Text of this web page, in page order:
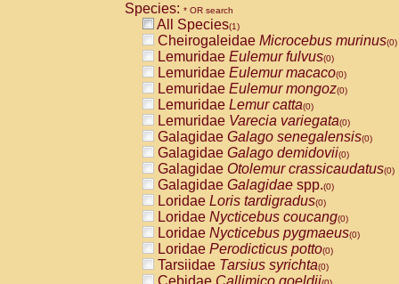
Species: * OR search
All Species(1)
Cheirogaleidae Microcebus murinus(0)
Lemuridae Eulemur fulvus(0)
Lemuridae Eulemur macaco(0)
Lemuridae Eulemur mongoz(0)
Lemuridae Lemur catta(0)
Lemuridae Varecia variegata(0)
Galagidae Galago senegalensis(0)
Galagidae Galago demidovii(0)
Galagidae Otolemur crassicaudatus(0)
Galagidae Galagidae spp.(0)
Loridae Loris tardigradus(0)
Loridae Nycticebus coucang(0)
Loridae Nycticebus pygmaeus(0)
Loridae Perodicticus potto(0)
Tarsiidae Tarsius syrichta(0)
Cebidae Callimico goeldii